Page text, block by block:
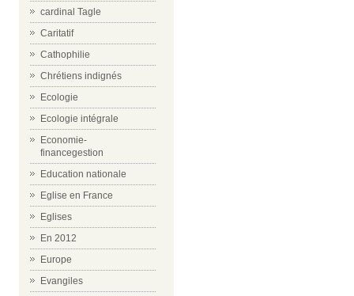
cardinal Tagle
Caritatif
Cathophilie
Chrétiens indignés
Ecologie
Ecologie intégrale
Economie-
financegestion
Education nationale
Eglise en France
Eglises
En 2012
Europe
Evangiles